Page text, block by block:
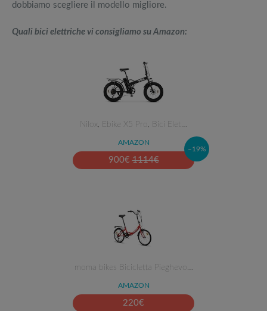
dobbiamo scegliere il modello migliore.
Quali bici elettriche vi consigliamo su Amazon:
Nilox, Ebike X5 Pro, Bici Elet…
AMAZON
900€ 1114€
–19%
moma bikes Bicicletta Pieghevo…
AMAZON
220€